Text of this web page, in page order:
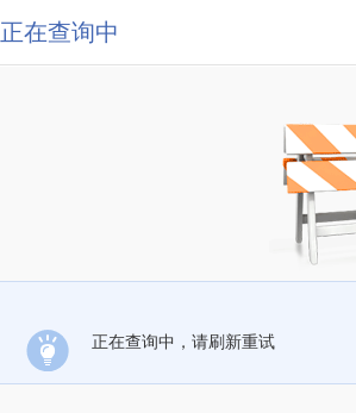
正在查询中
正在查询中，请刷新重试